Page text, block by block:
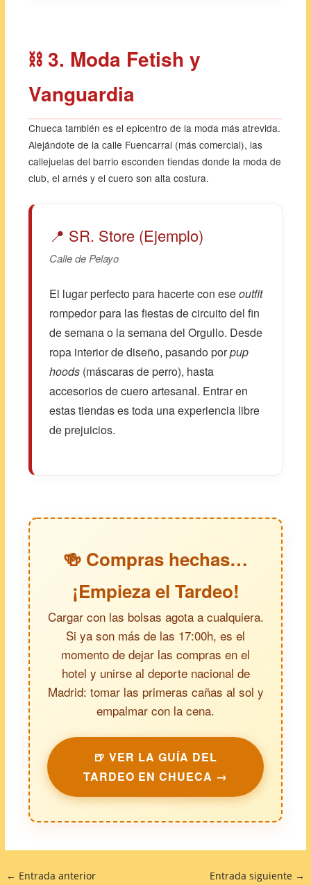
⛓️ 3. Moda Fetish y
Vanguardia
Chueca también es el epicentro de la moda más atrevida.
Alejándote de la calle Fuencarral (más comercial), las
callejuelas del barrio esconden tiendas donde la moda de
club, el arnés y el cuero son alta costura.
📍 SR. Store (Ejemplo)
Calle de Pelayo
El lugar perfecto para hacerte con eseoutfit
rompedor para las fiestas de circuito del fin
de semana o la semana del Orgullo. Desde
ropa interior de diseño, pasando porpup
hoods (máscaras de perro), hasta
accesorios de cuero artesanal. Entrar en
estas tiendas es toda una experiencia libre
de prejuicios.
🍻 Compras hechas…
¡Empieza el Tardeo!
Cargar con las bolsas agota a cualquiera.
Si ya son más de las 17:00h, es el
momento de dejar las compras en el
hotel y unirse al deporte nacional de
Madrid: tomar las primeras cañas al sol y
empalmar con la cena.
🍺 VER LA GUÍA DEL
TARDEO EN CHUECA →
← Entrada anterior Entrada siguiente →